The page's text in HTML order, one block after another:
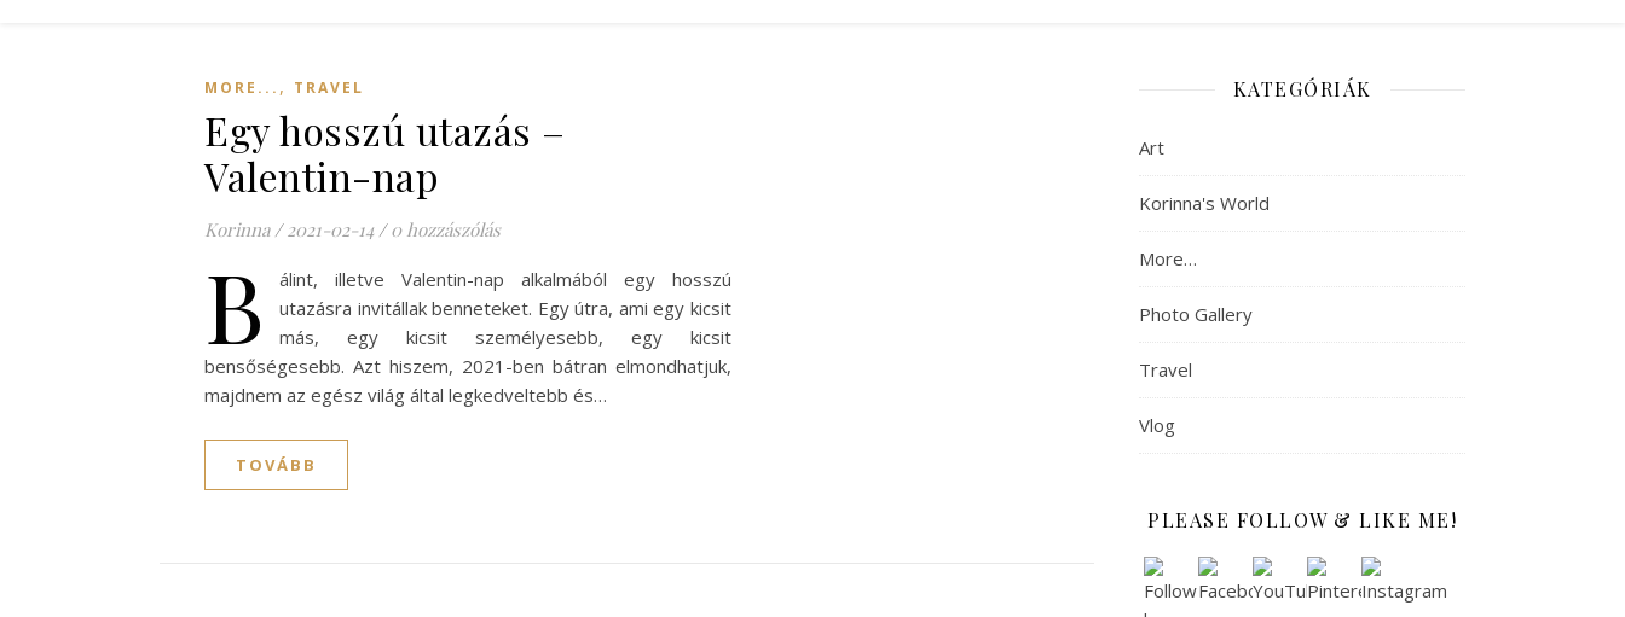
MORE... , TRAVEL
Egy hosszú utazás –
Valentin-nap
Korinna / 2021-02-14 / 0 hozzászólás
B
álint, illetve Valentin-nap alkalmából egy hosszú
utazásra invitállak benneteket. Egy útra, ami egy kicsit
más, egy kicsit személyesebb, egy kicsit
bensőségesebb. Azt hiszem, 2021-ben bátran elmondhatjuk,
majdnem az egész világ által legkedveltebb és…
TOVÁBB
KATEGÓRIÁK
Art
Korinna's World
More…
Photo Gallery
Travel
Vlog
PLEASE FOLLOW & LIKE ME!